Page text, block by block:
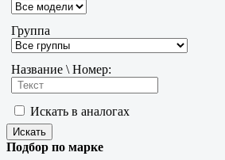
Группа
Название \ Номер:
Искать в аналогах
Подбор по марке